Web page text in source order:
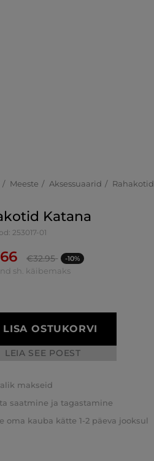
Meeste Aksessuaarid Rahakotid
Katana
253017-01
€32.95 -10%
sh. käibemaks
LISA OSTUKORVI
LEIA SEE POEST
makseid
saatmine ja tagastamine
oma kauba kätte 1-2 päeva jooksul